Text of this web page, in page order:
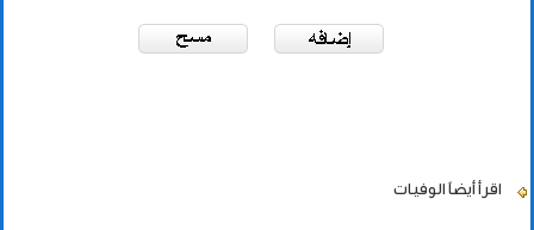
اقرأ أيضاً الوفيات